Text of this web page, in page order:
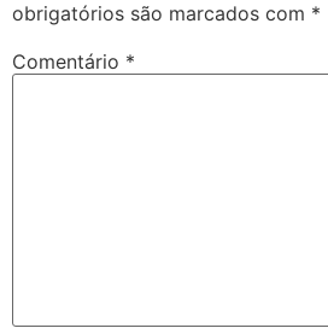
obrigatórios são marcados com *
Comentário *